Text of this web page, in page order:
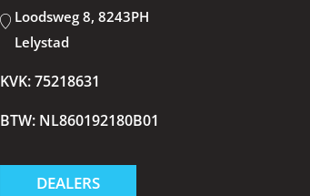
Loodsweg 8, 8243PH
Lelystad
KVK: 75218631
BTW: NL860192180B01
DEALERS